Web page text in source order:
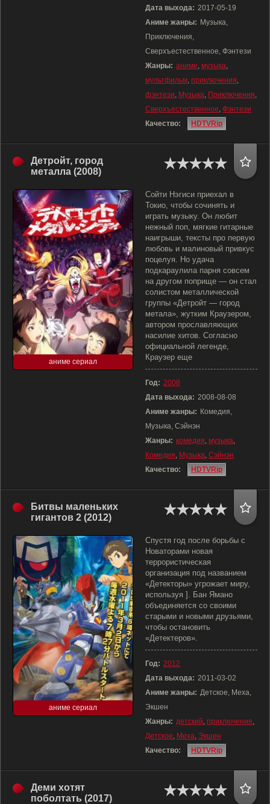
Дата выхода: 2017-05-19
Аниме жанры: Музыка,
Приключения,
Сверхъестественное, Фэнтези
Жанры: аниме, музыка,
мультфильм, приключения,
фэнтези, Музыка, Приключения,
Сверхъестественное, Фэнтези
Качество:
HDTVRip
Детройт, город
металла (2008)
аниме сериал
Сойти Нэгиси приехал в
Токио, чтобы сочинять и
играть музыку. Он любит
нежный поп, мягкие гитарные
наигрыши, тексты про первую
любовь и малиновый привкус
поцелуя. Но удача
подкараулила парня совсем
на другом поприще — он стал
солистом металлической
группы «Детройт — город
метала», жутким Краузером,
автором прославляющих
насилие хитов. Согласно
официальной легенде,
Краузер еще
Год: 2008
Дата выхода: 2008-08-08
Аниме жанры: Комедия,
Музыка, Сэйнэн
Жанры: комедия, музыка,
Комедия, Музыка, Сэйнэн
Качество:
HDTVRip
Битвы маленьких
гигантов 2 (2012)
аниме сериал
Спустя год после борьбы с
Новаторами новая
террористическая
организация под названием
«Детекторы» угрожает миру,
используя ]. Бан Ямано
объединяется со своими
старыми и новыми друзьями,
чтобы остановить
«Детектеров».
Год: 2012
Дата выхода: 2011-03-02
Аниме жанры: Детское, Меха,
Экшен
Жанры: детский, приключения,
Детское, Меха, Экшен
Качество:
HDTVRip
Деми хотят
поболтать (2017)